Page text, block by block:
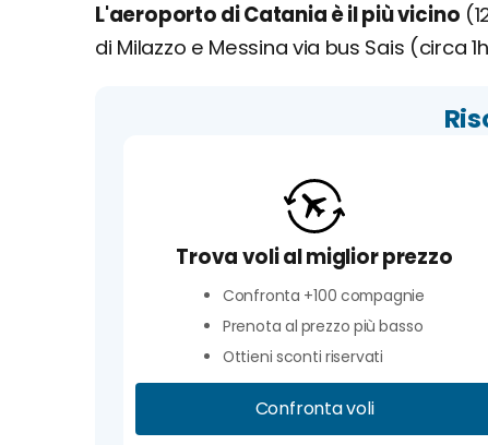
L'aeroporto di Catania è il più vicino
di Milazzo e Messina via bus Sais (circa
Trova voli al miglior prezzo
Confronta +100 compagnie
Prenota al prezzo più basso
Ottieni sconti riservati
Confronta voli